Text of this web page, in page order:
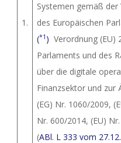
1.
Systemen gemäß der
des Europäischen
(*1 ) Verordnung (EU)
Parlaments und des
über die digitale
Finanzsektor und zur
(EG) Nr. 1060/2009,
Nr. 600/2014, (EU)
(ABl. L 333 vom